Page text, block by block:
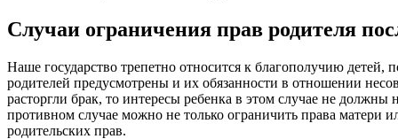
Случаи ограничения прав родителя
Наше государство трепетно относится к благополучию детей,
родителей предусмотрены и их обязанности в отношении
расторгли брак, то интересы ребенка в этом случае не
противном случае можно не только ограничить права матери
родительских прав.